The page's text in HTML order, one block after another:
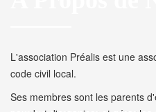
L'association Préalis est une
code civil local.
Ses membres sont les parents